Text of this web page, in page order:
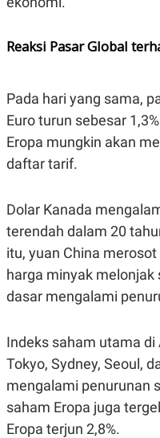
A
E
T
E
R
A
N
I
S
T
A
I
KANAL
P
U
S
T
D
A
T
I
M
A
E
S
Reaksi Pasar Global
Pada hari yang sama,
Euro turun sebesar
Eropa mungkin akan
daftar tarif.
Dolar Kanada
terendah dalam 20
itu, yuan China
harga minyak
dasar mengalami
Indeks saham utama di
Tokyo, Sydney, Seoul,
mengalami penurunan
saham Eropa juga
Eropa terjun 2,8%.